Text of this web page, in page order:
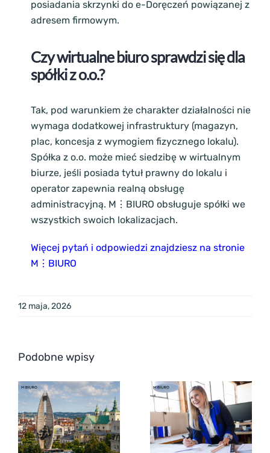
posiadania skrzynki do e-Doręczeń powiązanej z
adresem firmowym.
Czy wirtualne biuro sprawdzi się dla
spółki z o.o.?
Tak, pod warunkiem że charakter działalności nie
wymaga dodatkowej infrastruktury (magazyn,
plac, koncesja z wymogiem fizycznego lokalu).
Spółka z o.o. może mieć siedzibę w wirtualnym
biurze, jeśli posiada tytuł prawny do lokalu i
operator zapewnia realną obsługę
administracyjną. M⋮BIURO obsługuje spółki we
wszystkich swoich lokalizacjach.
Więcej pytań i odpowiedzi znajdziesz na stronie
M⋮BIURO
12 maja, 2026
Podobne wpisy